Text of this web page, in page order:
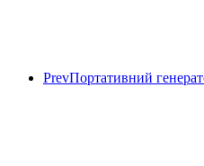
PrevПортативний